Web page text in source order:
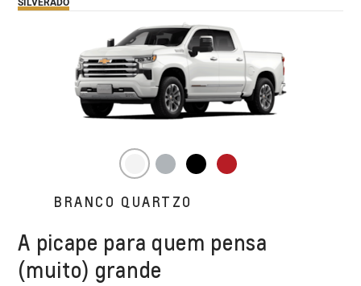
SILVERADO
BRANCO QUARTZO
A picape para quem pensa
(muito) grande